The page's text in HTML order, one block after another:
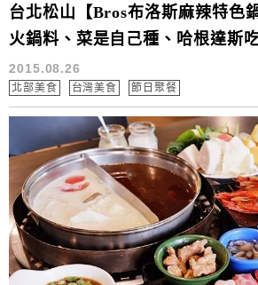
台北松山【Bros布洛斯麻辣特色
火鍋料、菜是自己種、哈根達斯
2015.08.26
北部美食 台灣美食 節日聚餐